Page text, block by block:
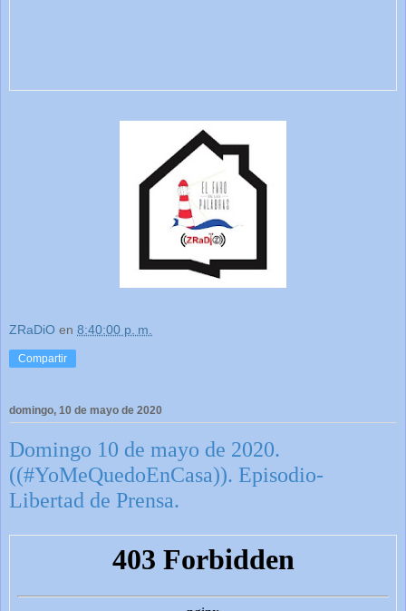
ZRaDiO en 8:40:00 p. m.
Compartir
domingo, 10 de mayo de 2020
Domingo 10 de mayo de 2020.
((#YoMeQuedoEnCasa)). Episodio-
Libertad de Prensa.